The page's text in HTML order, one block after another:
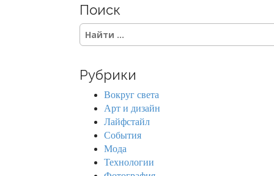
Поиск
S
e
c
Рубрики
Вокруг света
Арт и дизайн
Лайфстайл
События
Мода
Технологии